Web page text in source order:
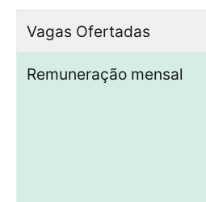
Vagas Ofertadas
Remuneração mensal